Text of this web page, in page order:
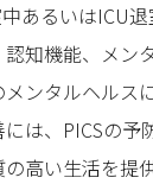
あるいはICU
知機能、メン
ンタルヘルス
は、PICSの予
高い生活を提